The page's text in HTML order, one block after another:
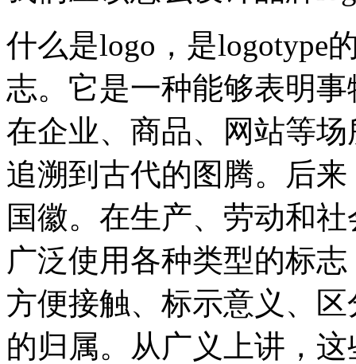
什么是logo，是logotype
志。它是一种能够表明
在企业、商品、网站等
追溯到古代的图腾。后
国徽。在生产、劳动和
广泛使用各种类型的标
方便接触、标示意义、
的归属。从广义上讲，